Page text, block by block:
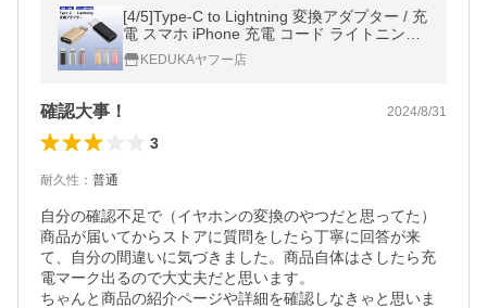
[4/5]Type-C to Lightning 変換アダプター / 充
電 スマホ iPhone 充電 コード ライトニング
タイプC 変換 コネクタ USB-C iPhone15
KEDUKAヤフー店
確認大事！ 2024/8/31
3
耐久性 ： 普通
自分の確認不足で（イヤホンの変換のやつだと思ってた）
商品が届いてからストアに質問をしたら丁寧に回答が来
て、自分の間違いに気づきました。商品自体はさしたら充
電マーク出るので大丈夫だと思います。
ちゃんと商品の紹介ページや詳細を確認しなきゃと思いま